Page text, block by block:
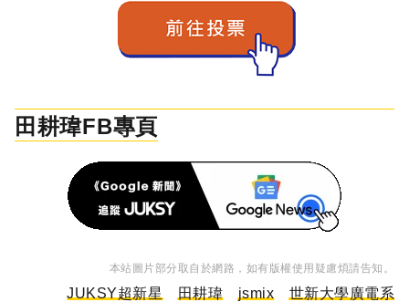
田耕瑋FB專頁
本站圖片部分取自於網路，如有版權使用疑慮煩請告知。
JUKSY超新星 田耕瑋 jsmix
世新大學廣電系